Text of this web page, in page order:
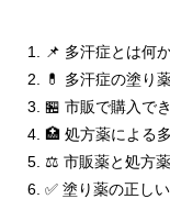
📌 多汗症とは何
💊 多汗症の塗り
🏪 市販で購入で
🏥 処方薬による
⚖️ 市販薬と処方
✅ 塗り薬の正し